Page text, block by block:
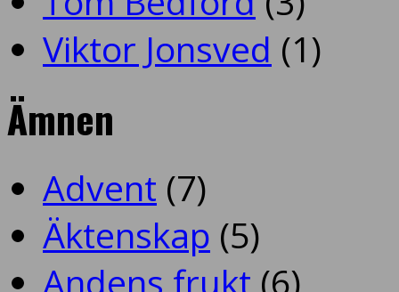
Viktor Jonsved (1)
Ämnen
Advent (7)
Äktenskap (5)
Andens frukt (6)